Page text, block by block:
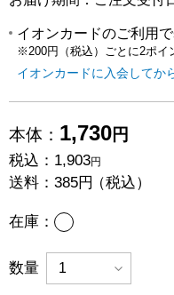
イオンカードのご利用
※200円（税込）ごとに2ポイ
イオンカードに入会してか
本体： 1,730円
税込： 1,903円
送料： 385円（税込）
在庫： あり
数量